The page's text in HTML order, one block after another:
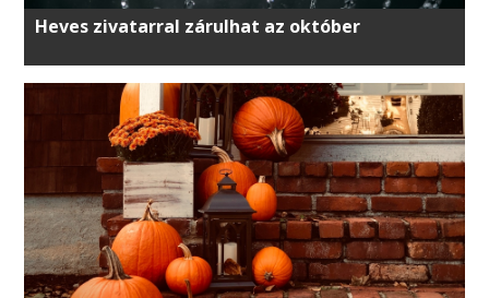
Heves zivatarral zárulhat az október